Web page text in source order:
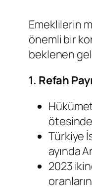
Emeklilerin
önemli bir
beklenen
1. Refah
Türkiye
ayında
2023